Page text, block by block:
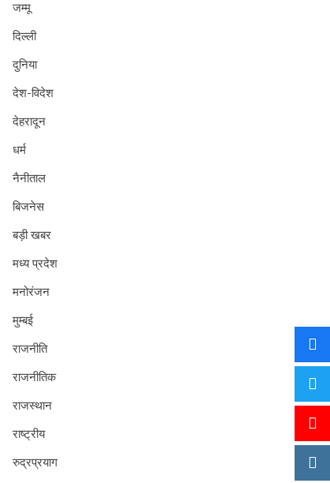
जम्मू
दिल्ली
दुनिया
देश-विदेश
देहरादून
धर्म
नैनीताल
बिजनेस
बड़ी खबर
मध्य प्रदेश
मनोरंजन
मुम्बई
राजनीति
राजनीतिक
राजस्थान
राष्ट्रीय
रुद्रप्रयाग